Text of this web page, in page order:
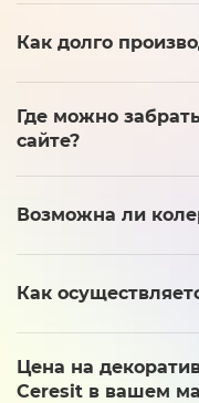
Как долго
Где можно
сайте?
Возможна ли
Как
Цена на
Ceresit в вашем